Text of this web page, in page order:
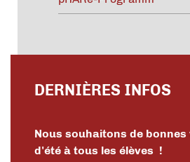
DERNIÈRES INFOS
Nous souhaitons de bonnes
d'été à tous les élèves !